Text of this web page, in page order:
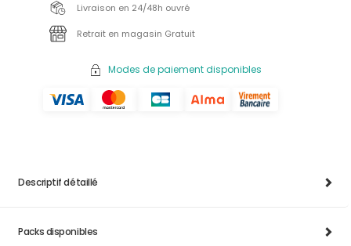
Livraison en 24/48h ouvré
Retrait en magasin Gratuit
Modes de paiement disponibles
Descriptif détaillé
Packs disponibles